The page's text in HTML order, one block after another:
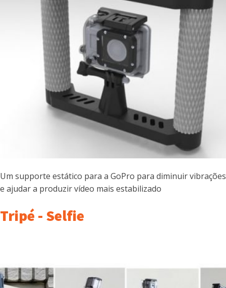
Um supporte estático para a GoPro para diminuir vibrações
e ajudar a produzir vídeo mais estabilizado
Tripé - Selfie